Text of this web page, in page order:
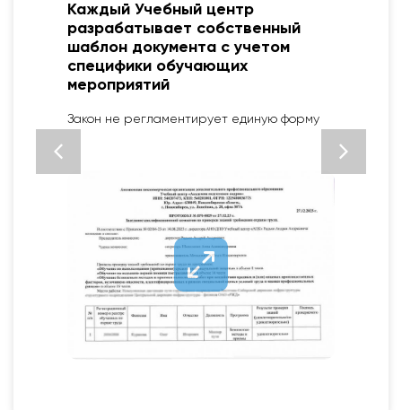
Каждый Учебный центр
разрабатывает собственный
шаблон документа с учетом
специфики обучающих
мероприятий
Закон не регламентирует единую форму